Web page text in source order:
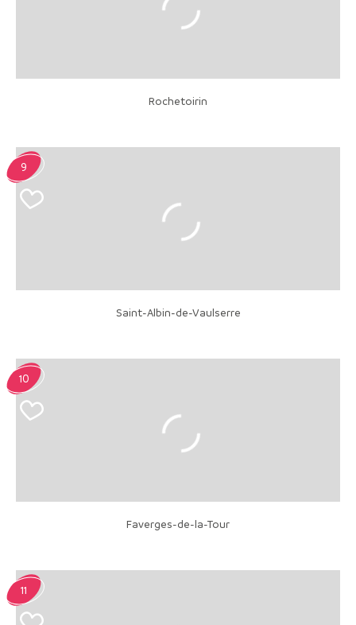
Rochetoirin
Saint-Albin-de-Vaulserre
9
Faverges-de-la-Tour
10
11